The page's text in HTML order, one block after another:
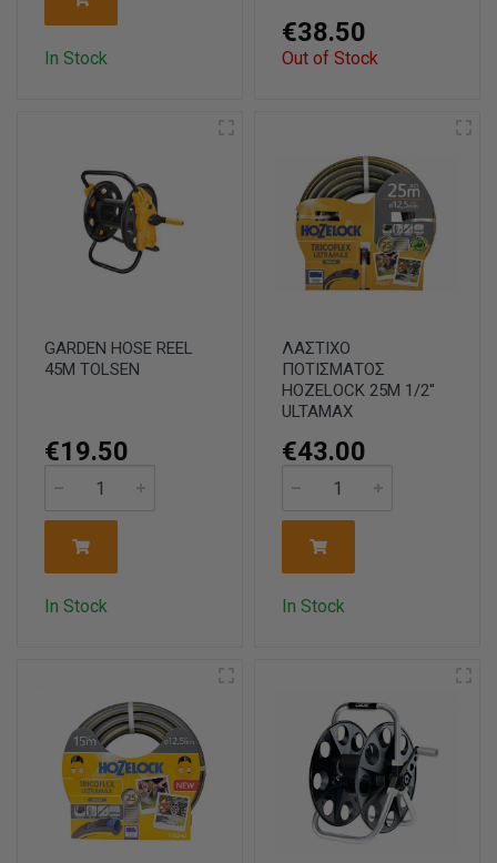
In Stock
€38.50
Out of Stock
GARDEN HOSE REEL
45M TOLSEN
€19.50
In Stock
ΛΑΣΤΙΧΟ
ΠΟΤΙΣΜΑΤΟΣ
HOZELOCK 25M 1/2''
ULTAMAX
€43.00
In Stock